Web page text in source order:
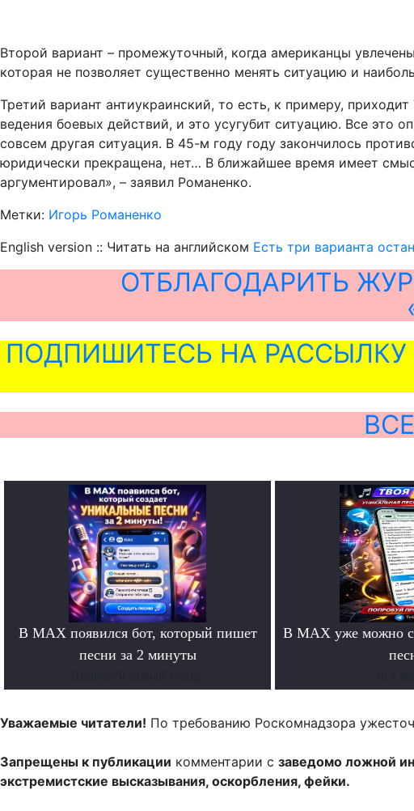
Второй вариант – промежуточный, когда американцы
которая не позволяет существенно менять ситуацию и
Третий вариант антиукраинский, то есть, к примеру,
ведения боевых действий, и это усугубит ситуацию. Все это
совсем другая ситуация. В 45-м году году закончилось
юридически прекращена, нет… В ближайшее время имеет
аргументировал», – заявил Романенко.
Метки: Игорь Романенко
English version :: Читать на английском Есть три варианта
ОТБЛАГОДАРИТЬ
ПОДПИШИТЕСЬ НА
В MAX появился бот, который пишет
песни за 2 минуты
В MAX уже можно
Уважаемые читатели! По требованию Роскомнадзора
Запрещены к публикации комментарии с заведомо ложной
экстремистские высказывания, оскорбления, фейки.